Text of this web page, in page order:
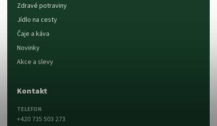
Zdravé potraviny
Jídlo na cesty
Čaje a káva
Novinky
Akce a slevy
Kontakt
TELEFON
+420 735 503 273